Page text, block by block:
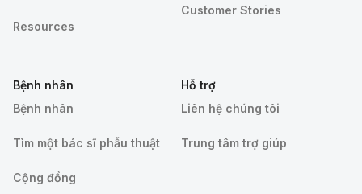
Resources
Customer Stories
Bệnh nhân
Bệnh nhân
Tìm một bác sĩ phẫu thuật
Cộng đồng
Hỗ trợ
Liên hệ chúng tôi
Trung tâm trợ giúp